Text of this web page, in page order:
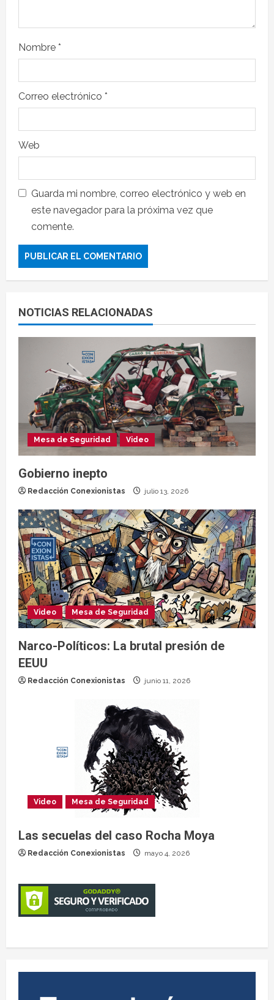
Nombre *
Correo electrónico *
Web
Guarda mi nombre, correo electrónico y web en
este navegador para la próxima vez que
comente.
NOTICIAS RELACIONADAS
Mesa de Seguridad Video
Gobierno inepto
Redacción Conexionistas julio 13, 2026
Video Mesa de Seguridad
Narco-Políticos: La brutal presión de
EEUU
Redacción Conexionistas junio 11, 2026
Video Mesa de Seguridad
Las secuelas del caso Rocha Moya
Redacción Conexionistas mayo 4, 2026